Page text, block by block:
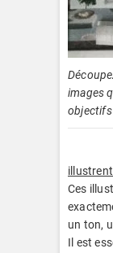
images
Ces
un ton,
Il est